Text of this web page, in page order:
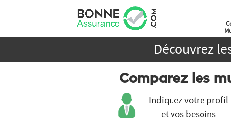
Découvrez
Comparez les
Indiquez votre profil
et vos besoins